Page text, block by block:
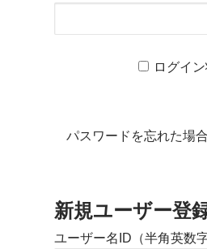
ログイ
パスワードを忘れた場
新規ユーザー登
ユーザー名ID（半角英数